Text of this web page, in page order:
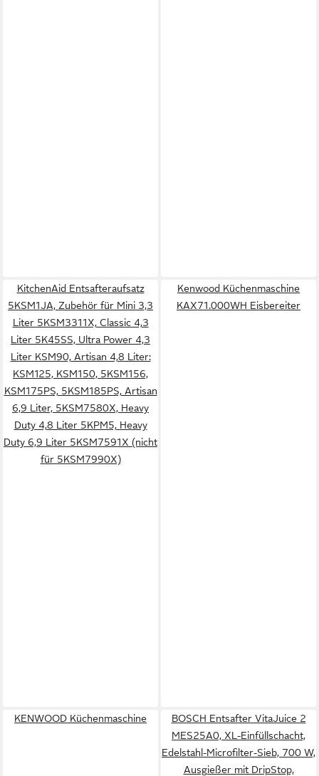
KitchenAid Entsafteraufsatz
5KSM1JA, Zubehör für Mini 3,3
Liter 5KSM3311X, Classic 4,3
Liter 5K45SS, Ultra Power 4,3
Liter KSM90, Artisan 4,8 Liter:
KSM125, KSM150, 5KSM156,
KSM175PS, 5KSM185PS, Artisan
6,9 Liter, 5KSM7580X, Heavy
Duty 4,8 Liter 5KPM5, Heavy
Duty 6,9 Liter 5KSM7591X (nicht
für 5KSM7990X)
Kenwood Küchenmaschine
KAX71.000WH Eisbereiter
KENWOOD Küchenmaschine
BOSCH Entsafter VitaJuice 2
MES25A0, XL-Einfüllschacht,
Edelstahl-Microfilter-Sieb, 700 W,
Ausgießer mit DripStop,